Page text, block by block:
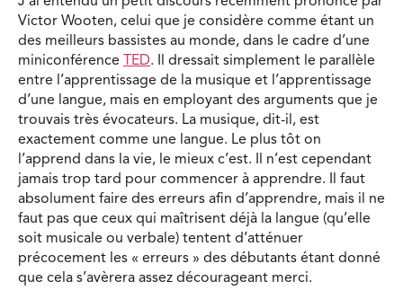
Victor Wooten, celui que je considère comme étant un
des meilleurs bassistes au monde, dans le cadre d’une
miniconférence
TED. Il dressait simplement le parallèle
entre l’apprentissage de la musique et l’apprentissage
d’une langue, mais en employant des arguments que je
trouvais très évocateurs. La musique, dit-il, est
exactement comme une langue. Le plus tôt on
l’apprend dans la vie, le mieux c’est. Il n’est cependant
jamais trop tard pour commencer à apprendre. Il faut
absolument faire des erreurs afin d’apprendre, mais il ne
faut pas que ceux qui maîtrisent déjà la langue (qu’elle
soit musicale ou verbale) tentent d’atténuer
précocement les « erreurs » des débutants étant donné
que cela s’avèrera assez décourageant merci.